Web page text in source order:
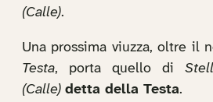
(Calle).
Una prossima viuzza, oltre il
Testa, porta quello di
(Calle) detta della Testa.